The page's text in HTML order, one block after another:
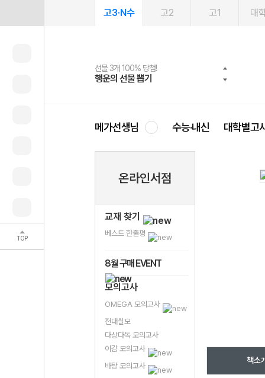
TOP
고3·N수 고2 고1 대
선물 3개 100% 당첨!
행운의 선물 뽑기
선물 100% 증정!
메가스터디 X 올리브
여름방학 스터디 캐시백
메가런 썸머스쿨
2027 러셀 단과
강사 공개선발
스마트러닝앱
설문 EVENT
메가패스
3일 무료 체험권
메가패스 수강생 무료혜택!
메가클럽 멤버십
사회공헌 캠페인
희망이룸 메가나눔
메가선생님 수능·내신 대학별고
온라인서점
교재 찾기
베스트 한줄평
8월 구매 EVENT
모의고사
OMEGA 모의고사
전대실모
다상다독 모의고사
이감 모의고사
바탕 모의고사
책소